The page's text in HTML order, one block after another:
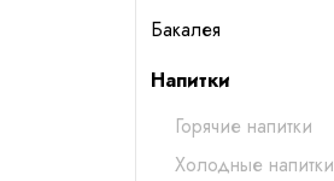
Бакалея
Напитки
Горячие напитки
Холодные напитки